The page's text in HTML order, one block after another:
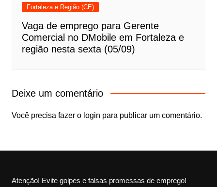
Fortaleza e Região (CE)
Vaga de emprego para Gerente
Comercial no DMobile em Fortaleza e
região nesta sexta (05/09)
Deixe um comentário
Você precisa fazer o login para publicar um comentário.
Atenção! Evite golpes e falsas promessas de emprego!